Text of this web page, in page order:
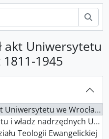
akt Uniwersytetu
1945
we Wrocławiu z lat 1811-1945
i władz nadrzędnych UWr
Teologii Ewangelickiej